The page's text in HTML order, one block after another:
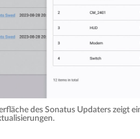
des Sonatus Updaters zeigt